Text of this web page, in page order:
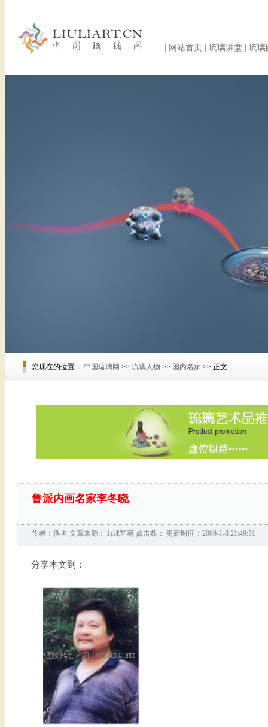
网站首页 琉璃讲堂 琉璃
您现在的位置： 中国琉璃网 >> 琉璃人物 >> 国内名家 >> 正文
鲁派内画名家李冬晓
作者：佚名 文章来源： 山城艺苑 点击数： 更新时间：2009-1-8 21:49:51
分享本文到：